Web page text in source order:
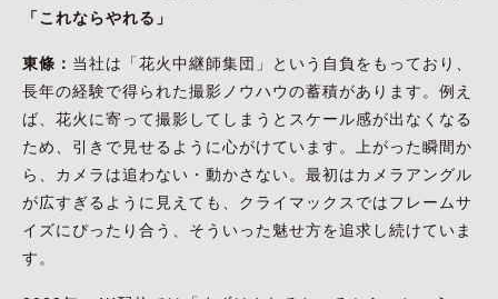
「これならやれる」
東條： 当社は「花火中継師集団」という自負をもっており、
長年の経験で得られた撮影ノウハウの蓄積があります。例え
ば、花火に寄って撮影してしまうとスケール感が出なくなる
ため、引きで見せるように心がけています。上がった瞬間か
ら、カメラは追わない・動かさない。最初はカメラアングル
が広すぎるように見えても、クライマックスではフレームサ
イズにぴったり合う、そういった魅せ方を追求し続けていま
す。